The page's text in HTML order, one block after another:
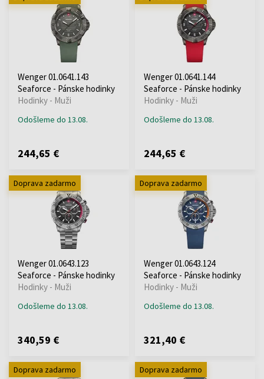
Wenger 01.0641.143
Seaforce - Pánske hodinky
Hodinky - Muži
Odošleme do 13.08.
244,65 €
Wenger 01.0641.144
Seaforce - Pánske hodinky
Hodinky - Muži
Odošleme do 13.08.
244,65 €
Doprava zadarmo
Wenger 01.0643.123
Seaforce - Pánske hodinky
Hodinky - Muži
Odošleme do 13.08.
340,59 €
Doprava zadarmo
Wenger 01.0643.124
Seaforce - Pánske hodinky
Hodinky - Muži
Odošleme do 13.08.
321,40 €
Doprava zadarmo Doprava zadarmo